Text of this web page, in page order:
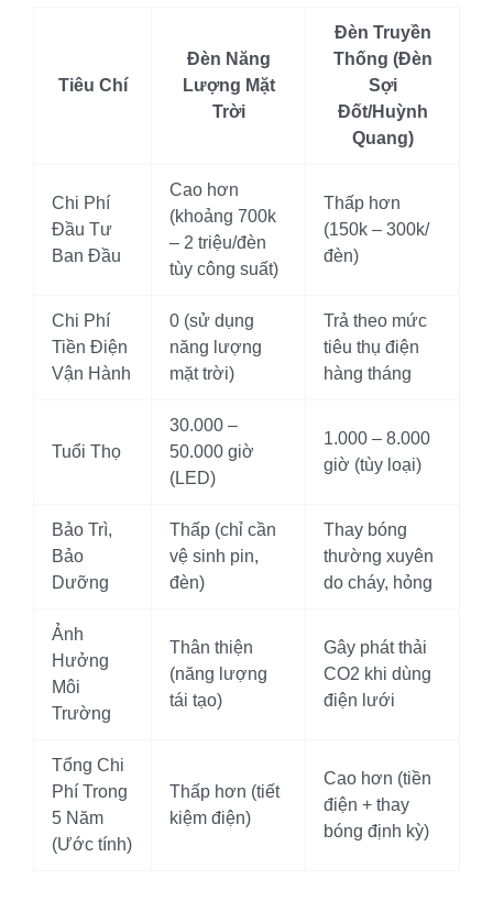
Tiêu Chí
Đèn Năng
Lượng Mặt
Trời
Đèn Truyền
Thống (Đèn
Sợi
Đốt/Huỳnh
Quang)
Chi Phí
Đầu Tư
Ban Đầu
Cao hơn
(khoảng 700k
– 2 triệu/đèn
tùy công suất)
Thấp hơn
(150k – 300k/
đèn)
Chi Phí
Tiền Điện
Vận Hành
0 (sử dụng
năng lượng
mặt trời)
Trả theo mức
tiêu thụ điện
hàng tháng
Tuổi Thọ
30.000 –
50.000 giờ
(LED)
1.000 – 8.000
giờ (tùy loại)
Bảo Trì,
Bảo
Dưỡng
Thấp (chỉ cần
vệ sinh pin,
đèn)
Thay bóng
thường xuyên
do cháy, hỏng
Ảnh
Hưởng
Môi
Trường
Thân thiện
(năng lượng
tái tạo)
Gây phát thải
CO2 khi dùng
điện lưới
Tổng Chi
Phí Trong
5 Năm
(Ước tính)
Thấp hơn (tiết
kiệm điện)
Cao hơn (tiền
điện + thay
bóng định kỳ)